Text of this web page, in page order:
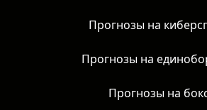
Прогнозы на
Прогнозы на
Прогнозы на